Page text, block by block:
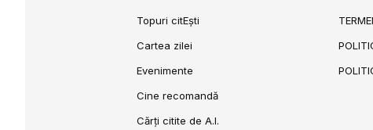
Topuri citEști
Cartea zilei
Evenimente
Cine recomandă
Cărți citite de A.I.